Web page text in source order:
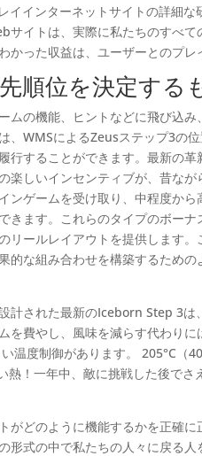
インターネットサイトの詳細
サイトは、実際に私たちのすべ
った収益は、ユーザーとのプレ
順位を決定する
ムの機能、ヒントなどに飛び込
、WMSによるZeusステップ3の
行することができます。最新の
しいインセンティブが、昔なが
ンゲームを受け取り、中程度か
きます。これらのタイプのボー
リールレイアウトを提供します
的な組み合わせを構築するため
計された最新のIceborn Step 3
費やし、風味を減らす代わりに
温度制御があります。 205°C（
熱！一年中、敵に挑戦した後で
がどのように機能するかを正確
形式の中で私たちの人々に戻る